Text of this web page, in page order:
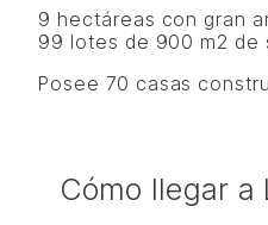
9 hectáreas con gran
99 lotes de 900 m2 de
Posee 70 casas
Cómo llegar a